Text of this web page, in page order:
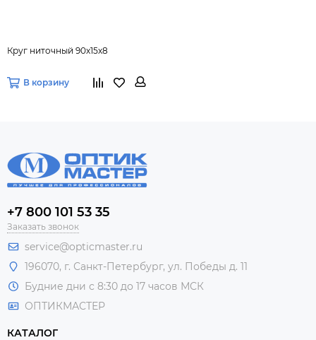
Круг ниточный 90х15х8
В корзину
+7 800 101 53 35
Заказать звонок
service@opticmaster.ru
196070, г. Санкт-Петербург, ул. Победы д. 11
Будние дни с 8:30 до 17 часов МСК
ОПТИКМАСТЕР
КАТАЛОГ